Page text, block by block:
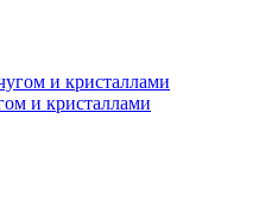
и кристаллами